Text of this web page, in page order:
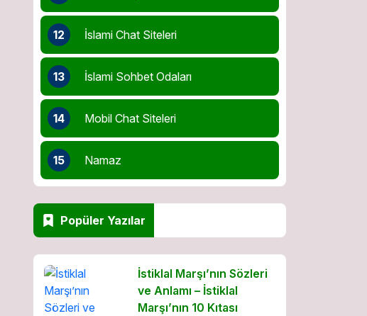
12 İslami Chat Siteleri
13 İslami Sohbet Odaları
14 Mobil Chat Siteleri
15 Namaz
Popüler Yazılar
İstiklal Marşı’nın Sözleri
ve Anlamı – İstiklal
Marşı’nın 10 Kıtası